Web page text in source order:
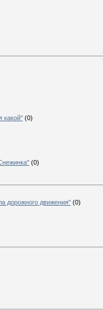
какой" (0)
(0)
дорожного движения" (0)